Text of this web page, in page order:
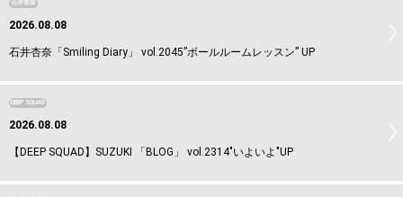
石井杏奈
2026.08.08
石井杏奈「Smiling Diary」 vol.2045”ボールルームレッスン” UP
DEEP SQUAD
2026.08.08
【DEEP SQUAD】SUZUKI 「BLOG」 vol.2314"いよいよ"UP